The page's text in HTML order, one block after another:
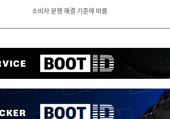
소비자 분쟁 해결 기준에 따름